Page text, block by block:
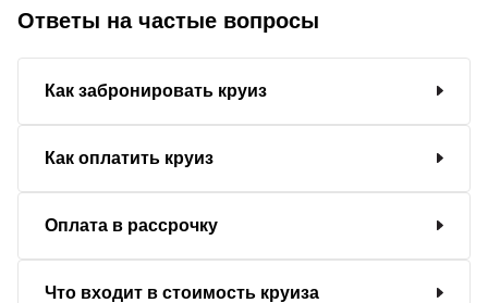
Ответы на частые вопросы
Как забронировать круиз
Как оплатить круиз
Оплата в рассрочку
Что входит в стоимость круиза